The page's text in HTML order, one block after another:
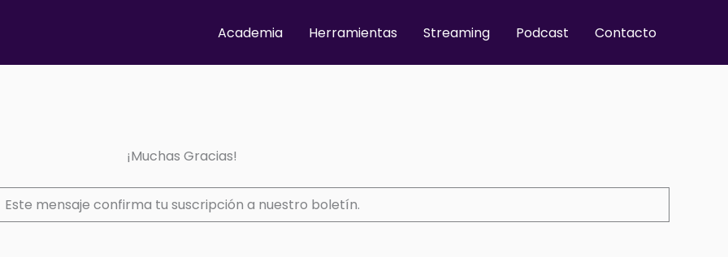
Academia Herramientas Streaming Podcast Contacto
¡Muchas Gracias!
Este mensaje confirma tu suscripción a nuestro boletín.